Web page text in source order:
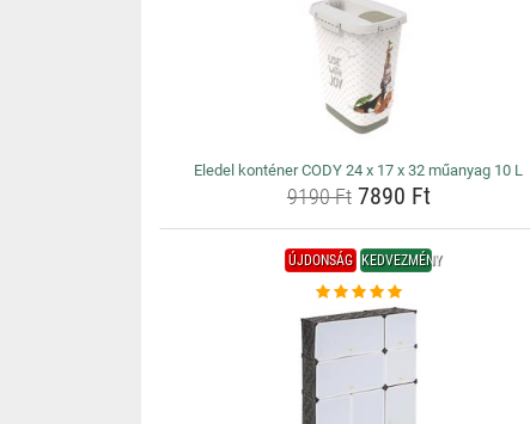
Eledel konténer CODY 24 x 17 x 32 műanyag 10 L
9190 Ft7890 Ft
ÚJDONSÁG KEDVEZMÉNY